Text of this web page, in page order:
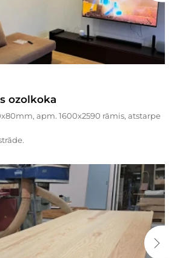
ozolkoka
apm. 1600x2590 rāmis, atstarpe